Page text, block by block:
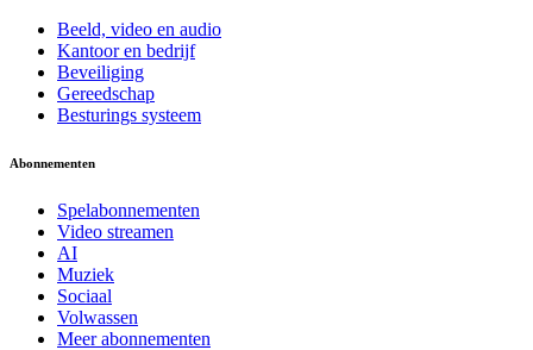
Beeld, video en audio
Kantoor en bedrijf
Beveiliging
Gereedschap
Besturings systeem
Abonnementen
Spelabonnementen
Video streamen
AI
Muziek
Sociaal
Volwassen
Meer abonnementen